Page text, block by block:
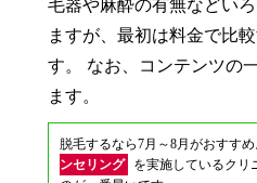
毛器や麻酔の有無などい
ますが、最初は料金で比
す。 なお、コンテンツの
ます。
脱毛するなら7月～8月がおすす
ンセリング
を実施しているクリ